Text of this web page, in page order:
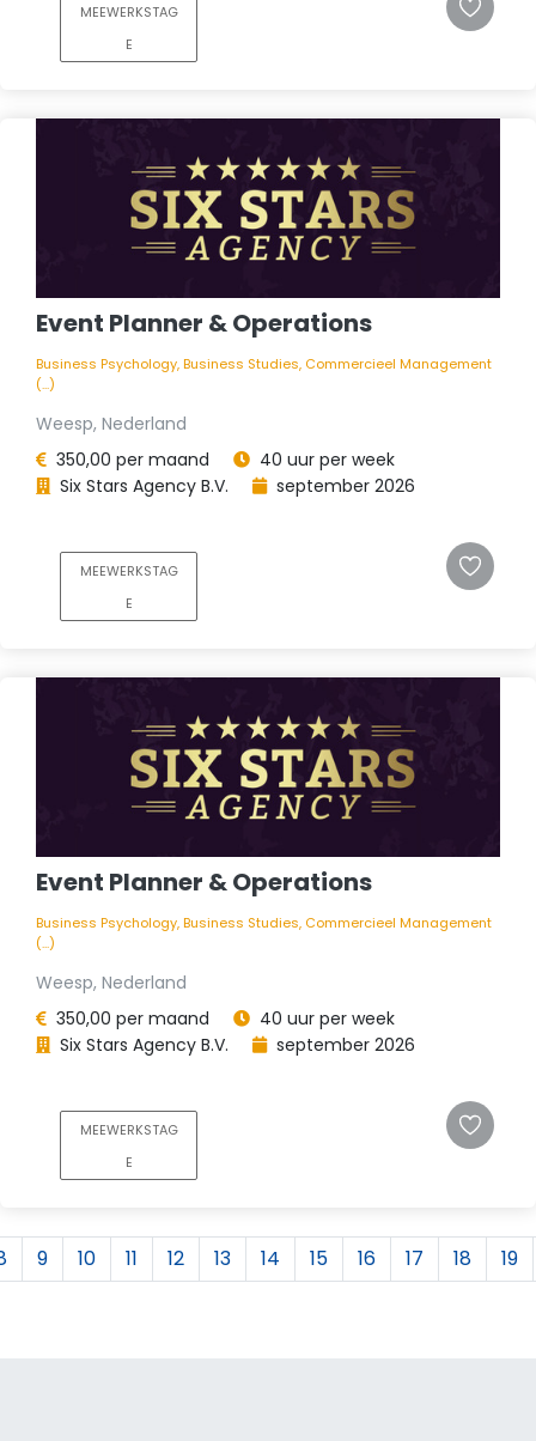
MEEWERKSTAG
E
Event Planner & Operations
Business Psychology, Business Studies, Commercieel Management
(...)
Weesp, Nederland
350,00 per maand
40 uur per week
Six Stars Agency B.V.
september 2026
MEEWERKSTAG
E
Event Planner & Operations
Business Psychology, Business Studies, Commercieel Management
(...)
Weesp, Nederland
350,00 per maand
40 uur per week
Six Stars Agency B.V.
september 2026
MEEWERKSTAG
E
9 10 11 12 13 14 15 16 17 18 19